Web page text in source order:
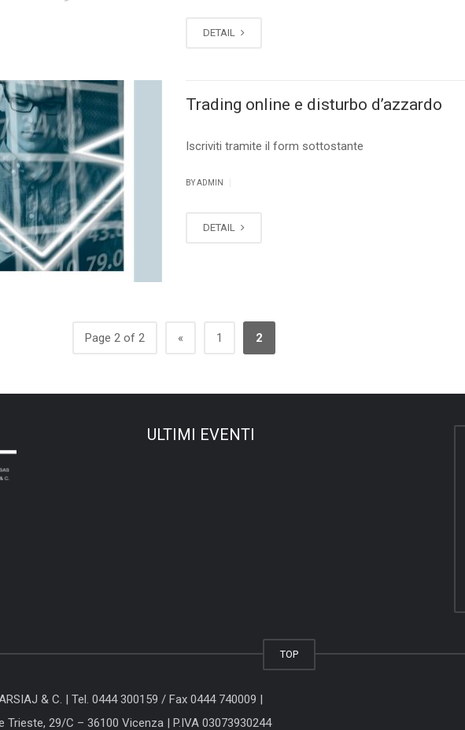
DETAIL
Trading online e disturbo d’azzardo
Iscriviti tramite il form sottostante
BY ADMIN
DETAIL
Page 2 of 2 « 1 2
ULTIMI EVENTI
TOP
& C. | Tel. 0444 300159 / Fax 0444 740009 |
Trieste, 29/C – 36100 Vicenza | P.IVA 03073930244